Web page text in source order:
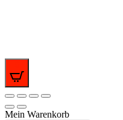
Mein Warenkorb